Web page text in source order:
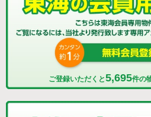
ご登録いただくと5,695件の